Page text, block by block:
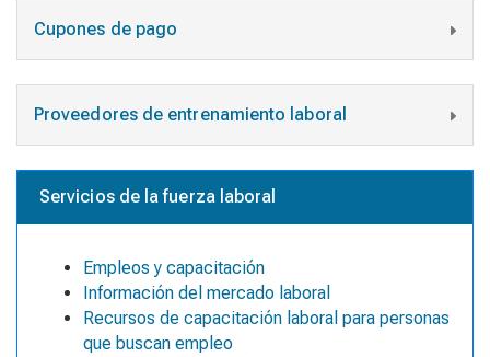
Cupones de pago
Proveedores de entrenamiento laboral
Servicios de la fuerza laboral
Empleos y capacitación
Información del mercado laboral
Recursos de capacitación laboral para personas
que buscan empleo